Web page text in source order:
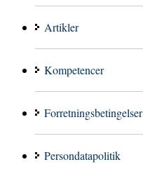
Artikler
Kompetencer
Forretningsbetingelser
Persondatapolitik